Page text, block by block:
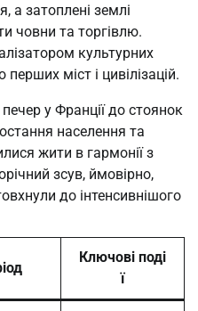
а затоплені землі
човни та торгівлю.
культурних
міст і цивілізацій.
у Франції до стоянок
населення та
жити в гармонії з
зсув, ймовірно,
до інтенсивнішого
Ключові поді
ї